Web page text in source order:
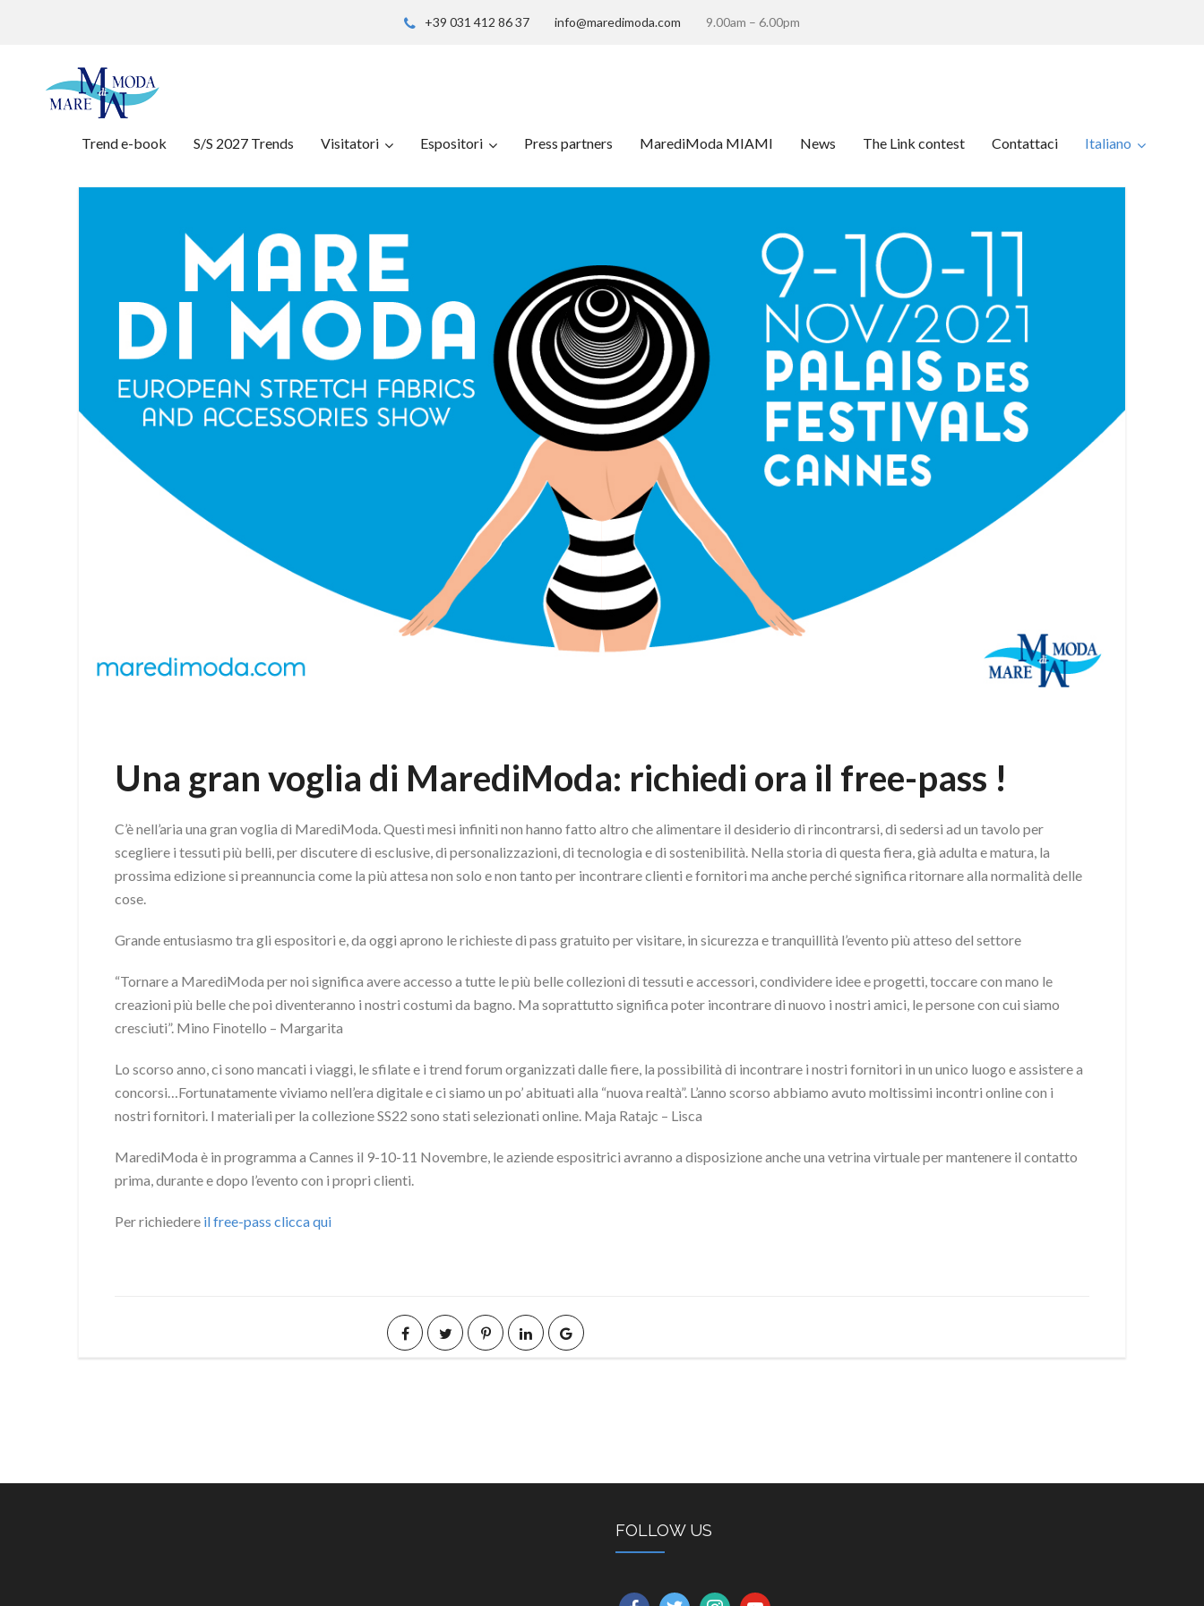
+39 031 412 86 37 info@maredimoda.com 9.00am – 6.00pm
Trend e-book S/S 2027 Trends Visitatori Espositori Press partners MarediModa MIAMI News The Link contest Contattaci Italiano
Una gran voglia di MarediModa: richiedi ora il free-pass !
C’è nell’aria una gran voglia di MarediModa. Questi mesi infiniti non hanno fatto altro che alimentare il desiderio di rincontrarsi, di sedersi ad un tavolo per
scegliere i tessuti più belli, per discutere di esclusive, di personalizzazioni, di tecnologia e di sostenibilità. Nella storia di questa fiera, già adulta e matura, la
prossima edizione si preannuncia come la più attesa non solo e non tanto per incontrare clienti e fornitori ma anche perché significa ritornare alla normalità delle
cose.
Grande entusiasmo tra gli espositori e, da oggi aprono le richieste di pass gratuito per visitare, in sicurezza e tranquillità l’evento più atteso del settore
“Tornare a MarediModa per noi significa avere accesso a tutte le più belle collezioni di tessuti e accessori, condividere idee e progetti, toccare con mano le
creazioni più belle che poi diventeranno i nostri costumi da bagno. Ma soprattutto significa poter incontrare di nuovo i nostri amici, le persone con cui siamo
cresciuti”. Mino Finotello – Margarita
Lo scorso anno, ci sono mancati i viaggi, le sfilate e i trend forum organizzati dalle fiere, la possibilità di incontrare i nostri fornitori in un unico luogo e assistere a
concorsi…Fortunatamente viviamo nell’era digitale e ci siamo un po’ abituati alla “nuova realtà”. L’anno scorso abbiamo avuto moltissimi incontri online con i
nostri fornitori. I materiali per la collezione SS22 sono stati selezionati online. Maja Ratajc – Lisca
MarediModa è in programma a Cannes il 9-10-11 Novembre, le aziende espositrici avranno a disposizione anche una vetrina virtuale per mantenere il contatto
prima, durante e dopo l’evento con i propri clienti.
Per richiedere il free-pass clicca qui
FOLLOW US